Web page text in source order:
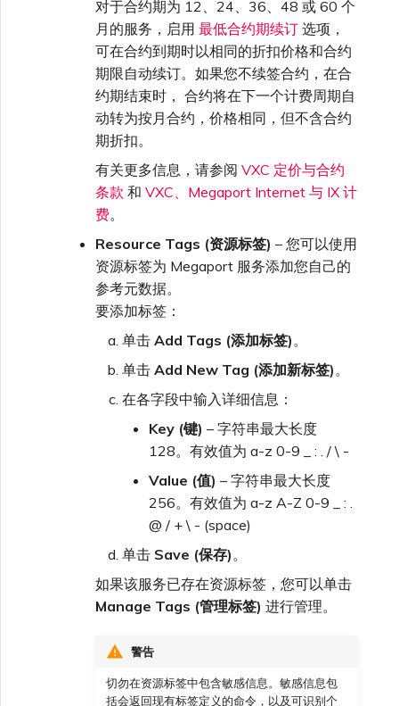
对于合约期为 12、24、36、48 或 60 个
月的服务，启用 最低合约期续订 选项，
可在合约到期时以相同的折扣价格和合约
期限自动续订。如果您不续签合约，在合
约期结束时， 合约将在下一个计费周期自
动转为按月合约，价格相同，但不含合约
期折扣。
有关更多信息，请参阅 VXC 定价与合约
条款 和 VXC、Megaport Internet 与 IX 计
费。
Resource Tags (资源标签) – 您可以使用
资源标签为 Megaport 服务添加您自己的
参考元数据。
要添加标签：
单击 Add Tags (添加标签)。
单击 Add New Tag (添加新标签)。
在各字段中输入详细信息：
Key (键) – 字符串最大长度
128。有效值为 a-z 0-9 _ : . / \ -
Value (值) – 字符串最大长度
256。有效值为 a-z A-Z 0-9 _ : .
@ / + \ - (space)
单击 Save (保存)。
如果该服务已存在资源标签，您可以单击
Manage Tags (管理标签) 进行管理。
警告
切勿在资源标签中包含敏感信息。敏感信息包
括会返回现有标签定义的命令，以及可识别个